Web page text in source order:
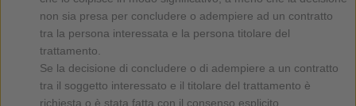
non sia presa per concludere o adempiere ad un contratto
tra la persona interessata e la persona titolare del
trattamento.
Se la decisione di concludere o di adempiere a un contratto
tra il soggetto interessato e il titolare del trattamento è
richiesta o è stata fatta con il consenso esplicito